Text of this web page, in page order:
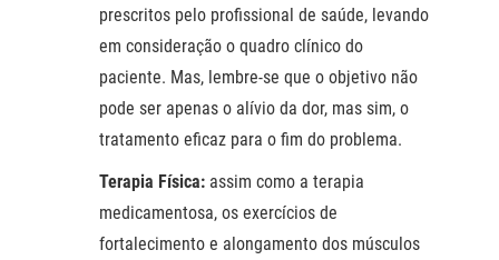
prescritos pelo profissional de saúde, levando
em consideração o quadro clínico do
paciente. Mas, lembre-se que o objetivo não
pode ser apenas o alívio da dor, mas sim, o
tratamento eficaz para o fim do problema.
Terapia Física: assim como a terapia
medicamentosa, os exercícios de
fortalecimento e alongamento dos músculos